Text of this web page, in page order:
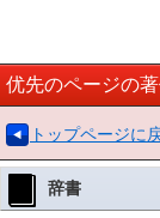
优先のページの
トップページに
辞書